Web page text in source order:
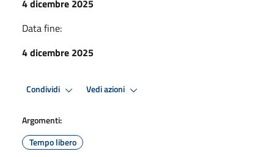
4 dicembre 2025
Data fine:
4 dicembre 2025
Condividi Vedi azioni
Argomenti:
Tempo libero